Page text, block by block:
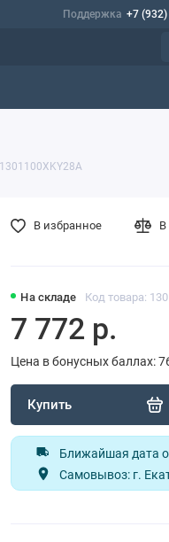
Поддержка +7
На складе Код товара:
7 772 р.
Цена в бонусных баллах:
Купить
Ближайшая дата
Самовывоз: г.
В избранное В